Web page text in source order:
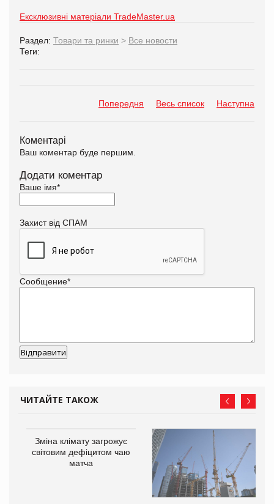
Ексклюзивні матеріали TradeMaster.ua
Раздел: Товари та ринки > Все новости
Теги:
Попередня Весь список Наступна
Коментарі
Ваш коментар буде першим.
Додати коментар
Ваше імя*
Захист від СПАМ
Сообщение*
ЧИТАЙТЕ ТАКОЖ
Зміна клімату загрожує
світовим дефіцитом чаю
матча